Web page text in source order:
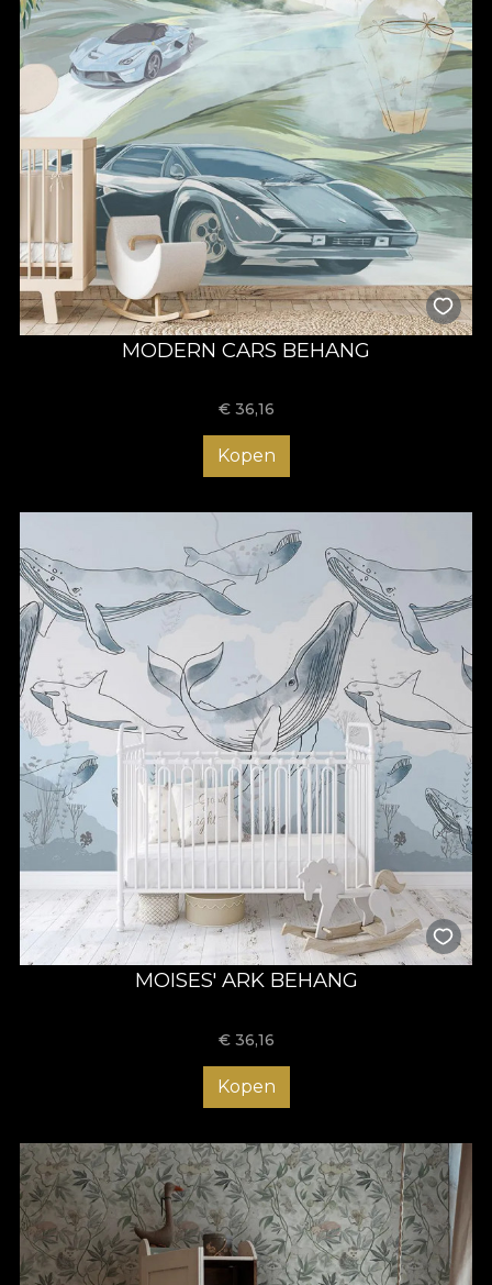
MODERN CARS BEHANG
€ 36,16
Kopen
MOISES' ARK BEHANG
€ 36,16
Kopen